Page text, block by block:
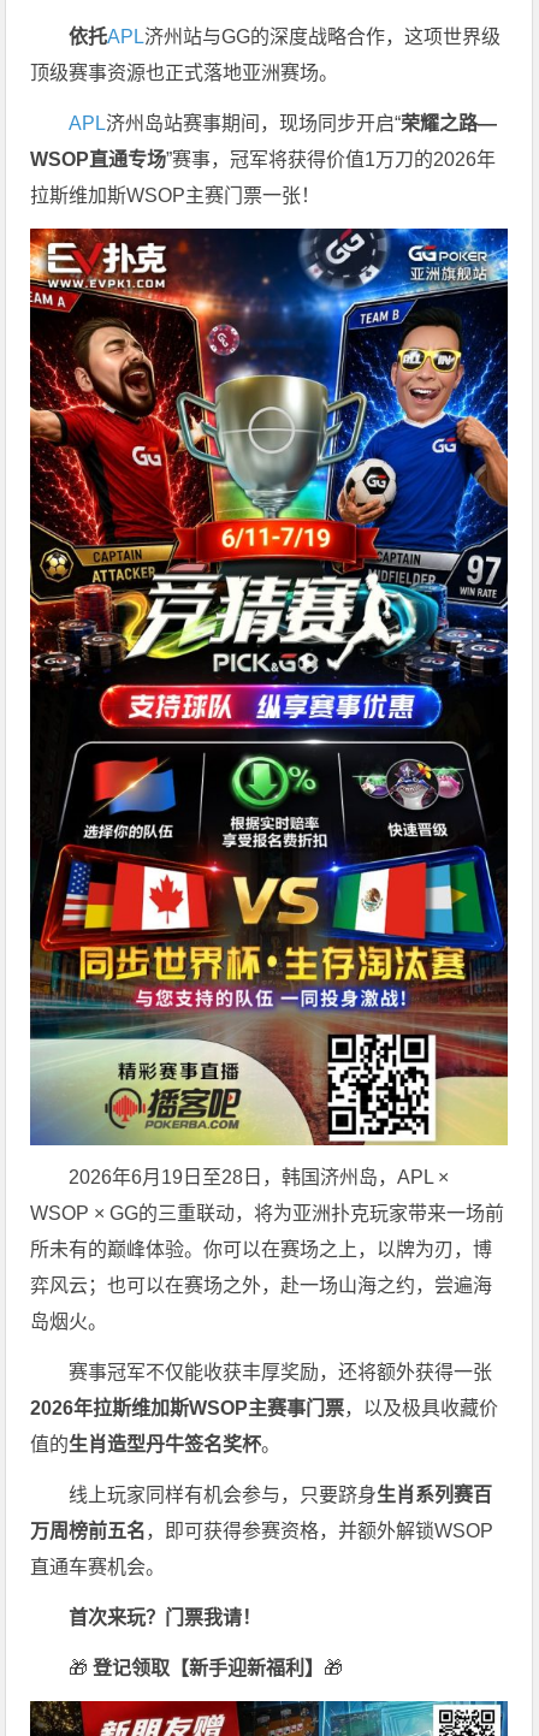
依托APL济州站与GG的深度战略合作，这项世界级
顶级赛事资源也正式落地亚洲赛场。
APL济州岛站赛事期间，现场同步开启“荣耀之路—
WSOP直通专场”赛事，冠军将获得价值1万刀的2026年
拉斯维加斯WSOP主赛门票一张！
2026年6月19日至28日，韩国济州岛，APL ×
WSOP × GG的三重联动，将为亚洲扑克玩家带来一场前
所未有的巅峰体验。你可以在赛场之上，以牌为刃，博
弈风云；也可以在赛场之外，赴一场山海之约，尝遍海
岛烟火。
赛事冠军不仅能收获丰厚奖励，还将额外获得一张
2026年拉斯维加斯WSOP主赛事门票，以及极具收藏价
值的生肖造型丹牛签名奖杯。
线上玩家同样有机会参与，只要跻身生肖系列赛百
万周榜前五名，即可获得参赛资格，并额外解锁WSOP
直通车赛机会。
首次来玩？门票我请！
🎁 登记领取【新手迎新福利】 🎁